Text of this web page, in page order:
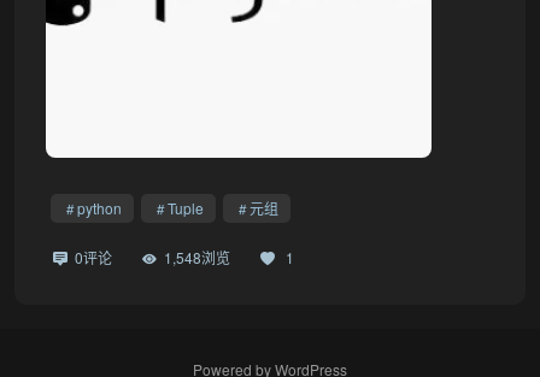
python Tuple 元组
0评论 1,548浏览 1
Powered byWordPress